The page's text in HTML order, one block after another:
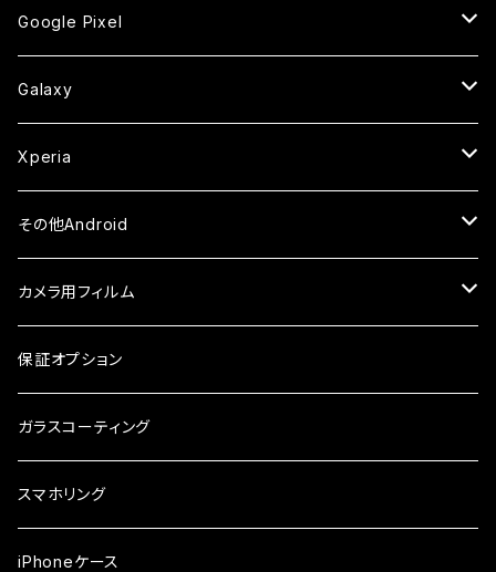
セラミックフィルム
セラミックフィルム
ガラスフィルム
セラミックフィルム
iPhoneXSMax
ガラスフィルム
セラミックフィルム
ケース
ガラスフィルム
ケース
ガラスフィルム
セラミックフィルム
iPhone7
ガラスフィルム
セラミックフィルム
iPhone6s
ガラスフィルム
ケース・カバー
iPhone6
ガラスフィルム
ケース・カバー
iPhone6Plus
ガラスフィルム
ケース
iPhone6sPlus
ガラスフィルム
ケース
iPhone7Plus
ガラスフィルム
ケース
iPhone8Plus
ガラスフィルム
ケース
Google Pixel
ガラスフィルム
セラミックフィルム
ケース
Galaxy
ガラスフィルム
セラミックフィルム
ケース
Xperia
ガラスフィルム
その他Android
AQUOS
ガラスフィルム
arrows
ガラスフィルム
シンプルスマホ
ガラスフィルム
らくらくスマホ
ガラスフィルム
OPPO
カメラ用フィルム
iPhone
iPhone17e
iPhone17ProMax
Android
保証オプション
ガラスコーティング
スマホリング
iPhoneケース